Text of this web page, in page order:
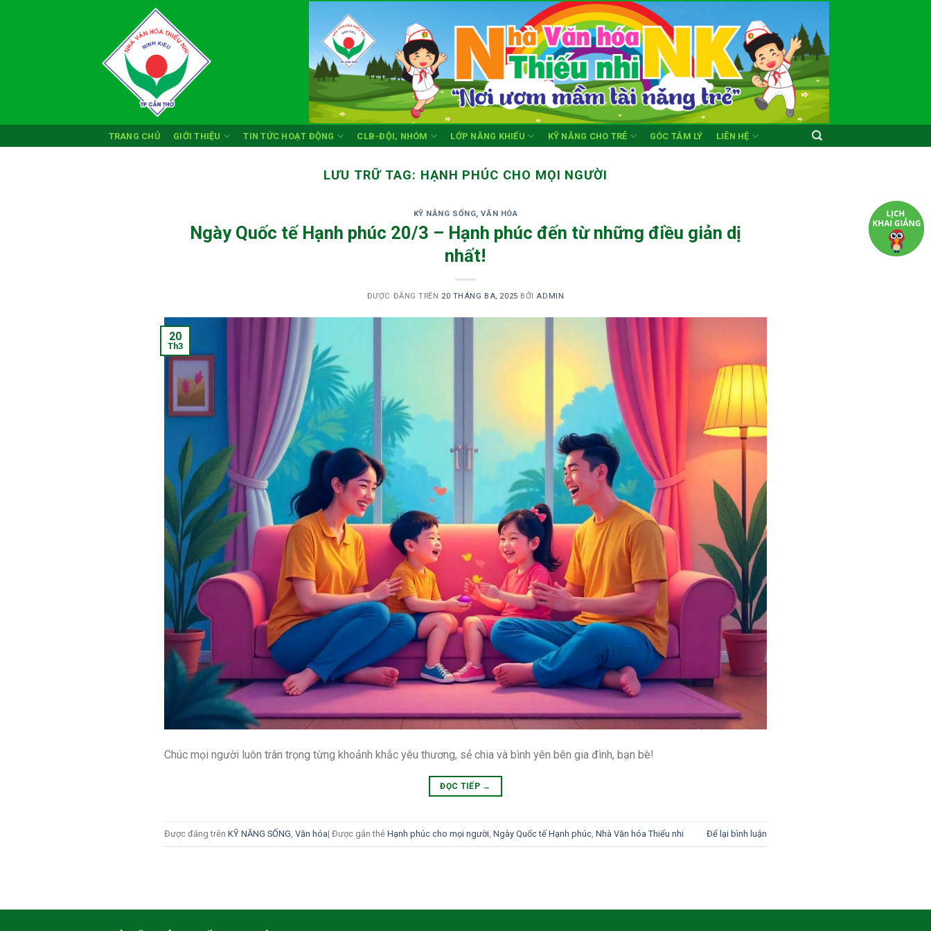
TRANG CHỦ GIỚI THIỆU TIN TỨC HOẠT ĐỘNG CLB-ĐỘI, NHÓM LỚP NĂNG KHIẾU KỸ NĂNG CHO TRẺ GÓC TÂM LÝ LIÊN HỆ
LƯU TRỮ TAG: HẠNH PHÚC CHO MỌI NGƯỜI
KỸ NĂNG SỐNG,VĂN HÓA
Ngày Quốc tế Hạnh phúc 20/3 – Hạnh phúc đến từ những điều giản dị
nhất!
ĐƯỢC ĐĂNG TRÊN 20 THÁNG BA, 2025 BỞIADMIN
20
Th3
Chúc mọi người luôn trân trọng từng khoảnh khắc yêu thương, sẻ chia và bình yên bên gia đình, bạn bè!
ĐỌC TIẾP →
Được đăng trên KỸ NĂNG SỐNG Văn hóa| Được gắn thẻ Hạnh phúc cho mọi người Ngày Quốc tế Hạnh phúc Nhà Văn hóa Thiếu nhi Để lại bình luận